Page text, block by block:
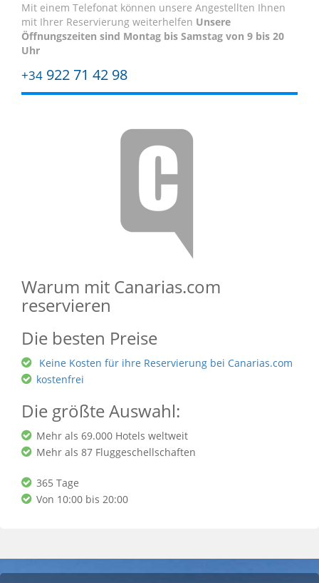
Mit einem Telefonat können unsere Angestellten Ihnen
mit Ihrer Reservierung weiterhelfen Unsere
Öffnungszeiten sind Montag bis Samstag von 9 bis 20
Uhr
+34 922 71 42 98
Warum mit Canarias.com
reservieren
Die besten Preise
Keine Kosten für ihre Reservierung bei Canarias.com
kostenfrei
Die größte Auswahl:
Mehr als 69.000 Hotels weltweit
Mehr als 87 Fluggeschellschaften
365 Tage
Von 10:00 bis 20:00